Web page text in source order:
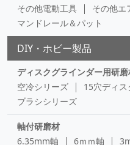
その他電動工具
その他エ
マンドレール＆パット
DIY・ホビー製品
ディスクグラインダー用研
空冷シリーズ
15穴ディ
ブラシシリーズ
軸付研磨材
6.35mm軸
6ｍｍ軸